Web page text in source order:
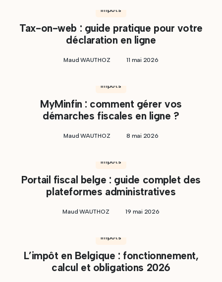
Impôts
Tax-on-web : guide pratique pour votre
déclaration en ligne
Maud WAUTHOZ 11 mai 2026
Impôts
MyMinfin : comment gérer vos
démarches fiscales en ligne ?
Maud WAUTHOZ 8 mai 2026
Impôts
Portail fiscal belge : guide complet des
plateformes administratives
Maud WAUTHOZ 19 mai 2026
Impôts
L’impôt en Belgique : fonctionnement,
calcul et obligations 2026